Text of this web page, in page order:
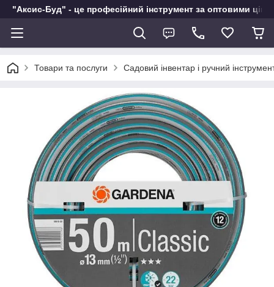
"Аксис-Буд" - це професійний інструмент за оптовими
Товари та послуги Садовий інвентар і ручний